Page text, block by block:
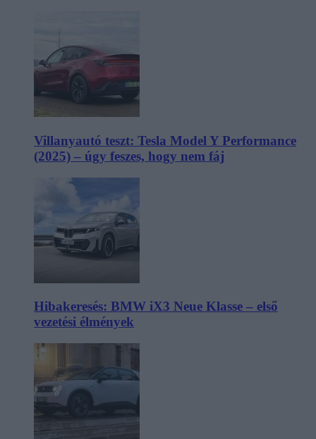
Villanyautó teszt: Tesla Model Y Performance
(2025) – úgy feszes, hogy nem fáj
Hibakeresés: BMW iX3 Neue Klasse – első
vezetési élmények